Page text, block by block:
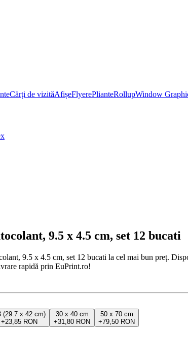
Cărți de vizităAfișeFlyerePlianteRollupWindow
9.5 x 4.5 cm, set 12 bucati
9.5 x 4.5 cm, set 12 bucati la cel mai bun preț.
rapidă prin EuPrint.ro!
(29.7 x 42 cm)
+23,85 RON
30 x 40 cm
+31,80 RON
50 x 70 cm
+79,50 RON